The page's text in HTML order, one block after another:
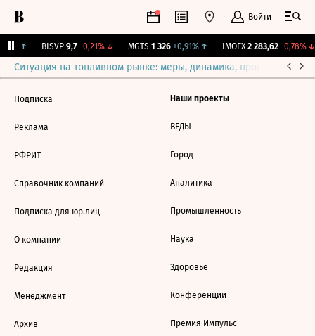
Войти
↑ BISVP 9,7 -0,21%↓ MGTS 1 326 +0,91%↑ IMOEX 2 283,62 -0,78%↓
Ситуация на топливном рынке: меры, динамика, прогнозы
Подписка
Реклама
РФРИТ
Справочник компаний
Подписка для юр.лиц
О компании
Редакция
Менеджмент
Архив
Наши проекты
ВЕДЫ
Город
Аналитика
Промышленность
Наука
Здоровье
Конференции
Премия Импульс